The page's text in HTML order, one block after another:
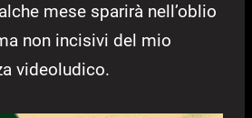
mese sparirà nell’oblio
non incisivi del mio
videoludico.